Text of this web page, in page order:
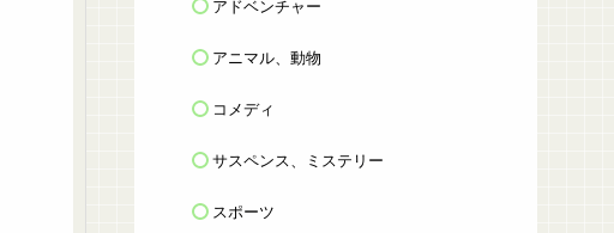
アドベンチャー
アニマル、動物
コメディ
サスペンス、ミステリー
スポーツ